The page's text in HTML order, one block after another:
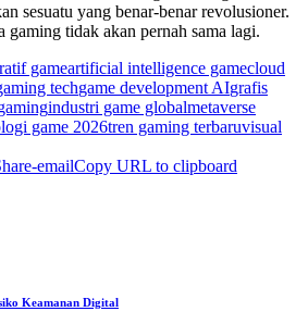
sesuatu yang benar-benar revolusioner.
gaming tidak akan pernah sama lagi.
gameartificial intelligence gamecloud
techgame development AIgrafis
industri game globalmetaverse
game 2026tren gaming terbaruvisual
emailCopy URL to clipboard
Keamanan Digital